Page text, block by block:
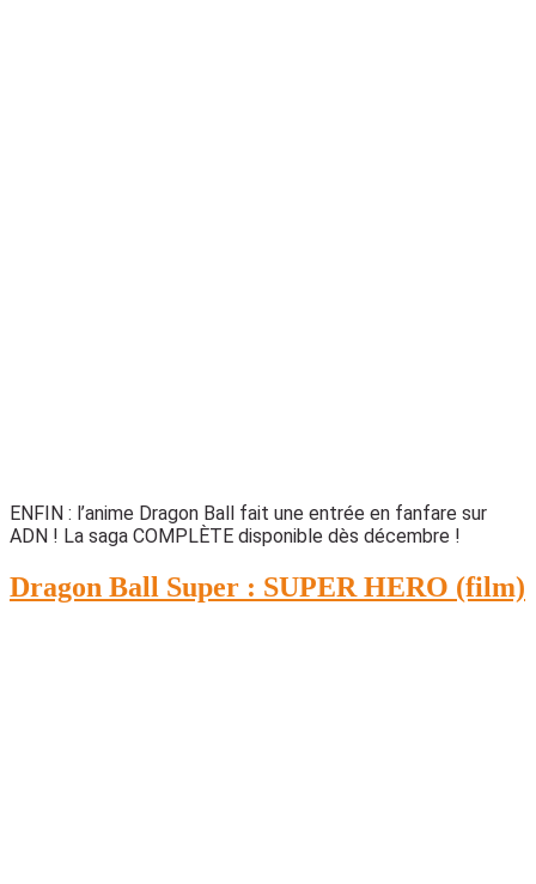
ENFIN : l’anime Dragon Ball fait une entrée en fanfare sur
ADN ! La saga COMPLÈTE disponible dès décembre !
Dragon Ball Super : SUPER HERO (film)